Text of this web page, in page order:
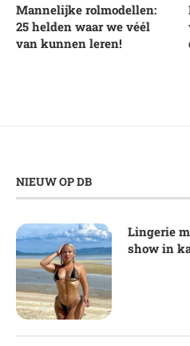
Mannelijke rolmodellen:
25 helden waar we véél
van kunnen leren!
NIEUW OP DB
Lingerie
show in